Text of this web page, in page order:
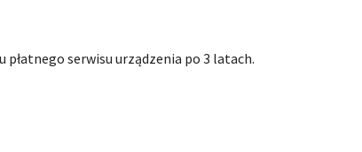
serwisu urządzenia po 3 latach.